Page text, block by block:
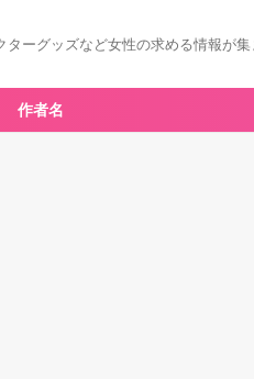
ターグッズなど女性の求める情報が集
作者名